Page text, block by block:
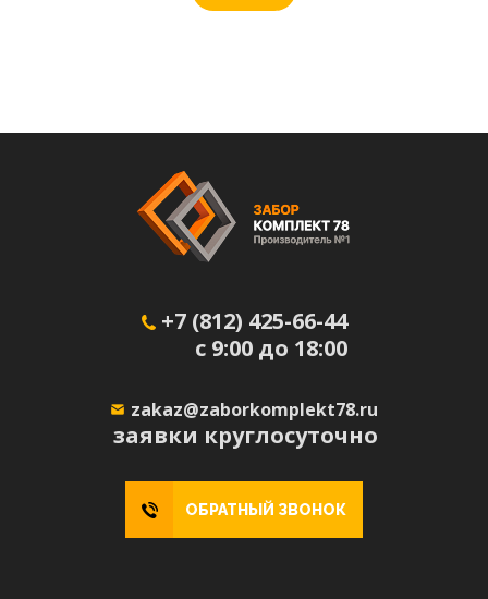
+7 (812) 425-66-44
с 9:00 до 18:00
zakaz@zaborkomplekt78.ru
заявки круглосуточно
ОБРАТНЫЙ ЗВОНОК